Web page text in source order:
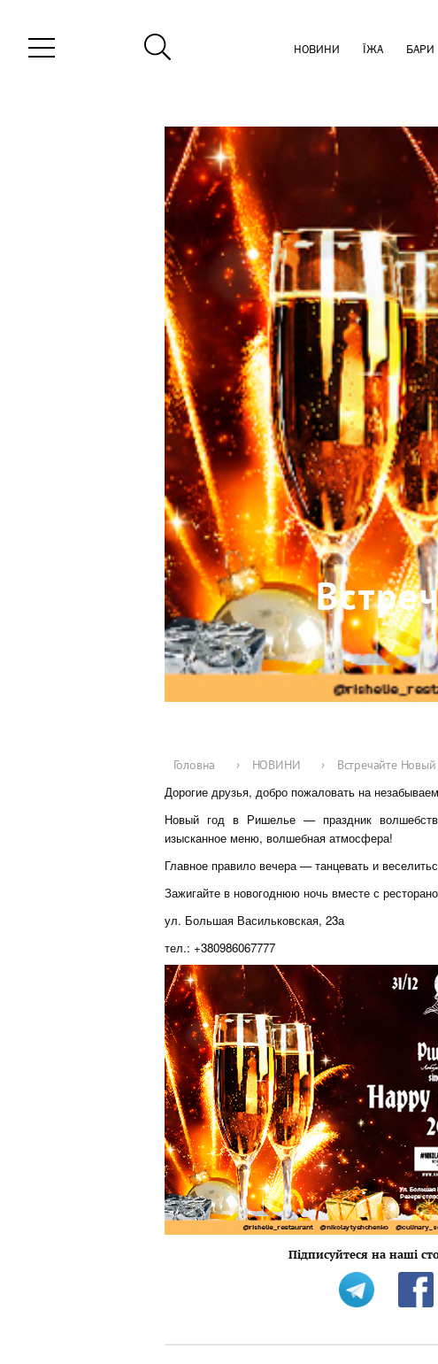
НОВИНИ ЇЖА БАРИ
Головна › НОВИНИ › Встречайте
Дорогие друзья, добро пожаловать на
Новый год в Ришелье — праздник
изысканное меню, волшебная атмосфера!
Главное правило вечера — танцевать и
Зажигайте в новогоднюю ночь вместе с
ул. Большая Васильковская, 23а
тел.: +380986067777
Підписуйтеся на наші